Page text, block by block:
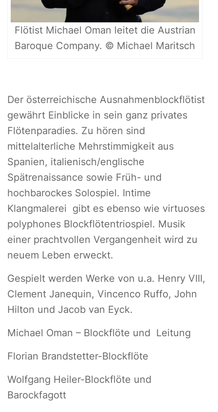
Flötist Michael Oman leitet die Austrian
Baroque Company. © Michael Maritsch
Der österreichische Ausnahmenblockflötist
gewährt Einblicke in sein ganz privates
Flötenparadies. Zu hören sind
mittelalterliche Mehrstimmigkeit aus
Spanien, italienisch/englische
Spätrenaissance sowie Früh- und
hochbarockes Solospiel. Intime
Klangmalerei gibt es ebenso wie virtuoses
polyphones Blockflötentriospiel. Musik
einer prachtvollen Vergangenheit wird zu
neuem Leben erweckt.
Gespielt werden Werke von u.a. Henry VIII,
Clement Janequin, Vincenco Ruffo, John
Hilton und Jacob van Eyck.
Michael Oman – Blockflöte und Leitung
Florian Brandstetter-Blockflöte
Wolfgang Heiler-Blockflöte und
Barockfagott